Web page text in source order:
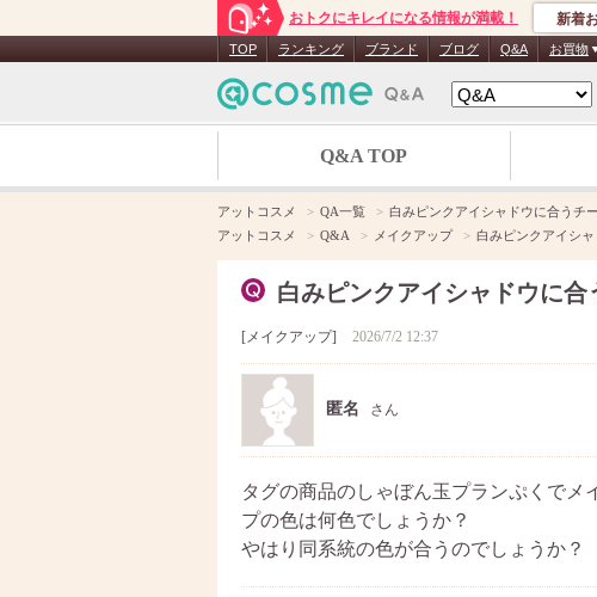
おトクにキレイになる情報が満載！ 新着
TOP ランキング ブランド ブログ Q&A お買物
Q&A TOP
アットコスメ QA一覧
白みピンクアイシャドウに合うチ
アットコスメ
Q&A メイクアップ 白みピンクアイシ
白みピンクアイシャドウに合
メイクアップ 2026/7/2 12:37
匿名 さん
タグの商品のしゃぼん玉プランぷくでメ
プの色は何色でしょうか？
やはり同系統の色が合うのでしょうか？